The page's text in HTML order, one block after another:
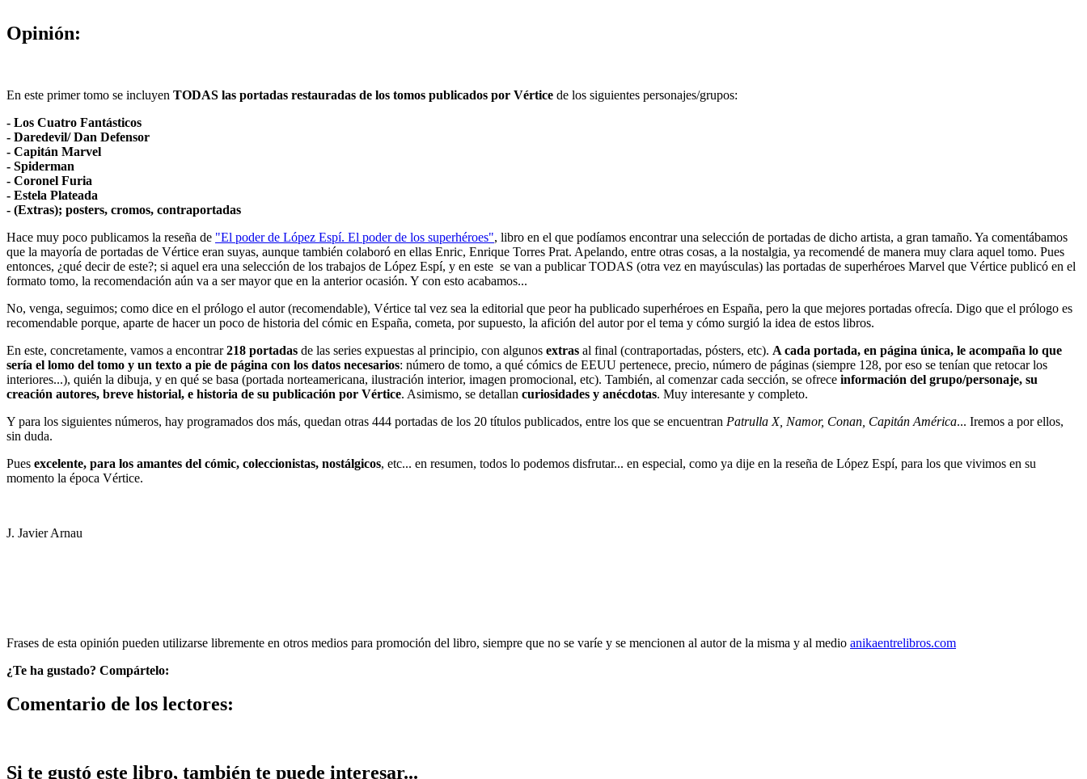
Opinión:
En este primer tomo se incluyen TODAS las portadas restauradas de los tomos publicados por Vértice de los siguientes personajes/grupos:
- Los Cuatro Fantásticos
- Daredevil/ Dan Defensor
- Capitán Marvel
- Spiderman
- Coronel Furia
- Estela Plateada
- (Extras); posters, cromos, contraportadas
Hace muy poco publicamos la reseña de "El poder de López Espí. El poder de los superhéroes", libro en el que podíamos encontrar una selección de portadas de dicho artista, a gran tamaño. Ya comentábamos
que la mayoría de portadas de Vértice eran suyas, aunque también colaboró en ellas Enric, Enrique Torres Prat. Apelando, entre otras cosas, a la nostalgia, ya recomendé de manera muy clara aquel tomo. Pues
entonces, ¿qué decir de este?; si aquel era una selección de los trabajos de López Espí, y en este se van a publicar TODAS (otra vez en mayúsculas) las portadas de superhéroes Marvel que Vértice publicó en el
formato tomo, la recomendación aún va a ser mayor que en la anterior ocasión. Y con esto acabamos...
No, venga, seguimos; como dice en el prólogo el autor (recomendable), Vértice tal vez sea la editorial que peor ha publicado superhéroes en España, pero la que mejores portadas ofrecía. Digo que el prólogo es
recomendable porque, aparte de hacer un poco de historia del cómic en España, cometa, por supuesto, la afición del autor por el tema y cómo surgió la idea de estos libros.
En este, concretamente, vamos a encontrar218 portadas de las series expuestas al principio, con algunos extras al final (contraportadas, pósters, etc). A cada portada, en página única, le acompaña lo que
sería el lomo del tomo y un texto a pie de página con los datos necesarios: número de tomo, a qué cómics de EEUU pertenece, precio, número de páginas (siempre 128, por eso se tenían que retocar los
interiores...), quién la dibuja, y en qué se basa (portada norteamericana, ilustración interior, imagen promocional, etc). También, al comenzar cada sección, se ofrece información del grupo/personaje, su
creación autores, breve historial, e historia de su publicación por Vértice. Asimismo, se detallan curiosidades y anécdotas. Muy interesante y completo.
Y para los siguientes números, hay programados dos más, quedan otras 444 portadas de los 20 títulos publicados, entre los que se encuentran Patrulla X, Namor, Conan, Capitán América... Iremos a por ellos,
sin duda.
Pues excelente, para los amantes del cómic, coleccionistas, nostálgicos, etc... en resumen, todos lo podemos disfrutar... en especial, como ya dije en la reseña de López Espí, para los que vivimos en su
momento la época Vértice.
J. Javier Arnau
Frases de esta opinión pueden utilizarse libremente en otros medios para promoción del libro, siempre que no se varíe y se mencionen al autor de la misma y al medio anikaentrelibros.com
¿Te ha gustado? Compártelo:
Comentario de los lectores:
Si te gustó este libro, también te puede interesar...